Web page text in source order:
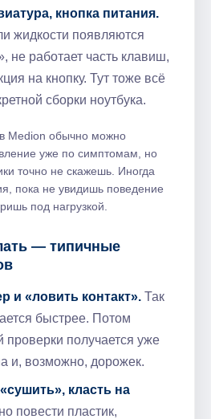
кнопка питания.
жидкости появляются
не работает часть клавиш,
на кнопку. Тут тоже всё
сборки ноутбука.
Medion обычно можно
уже по симптомам, но
точно не скажешь. Иногда
пока не увидишь поведение
под нагрузкой.
— типичные
и «ловить контакт». Так
быстрее. Потом
проверки получается уже
и, возможно, дорожек.
класть на
повести пластик,